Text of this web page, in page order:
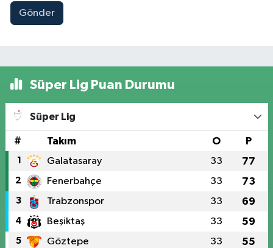
Gönder
Süper Lig Puan Durumu
Süper Lig
# Takım O P
1 Galatasaray 33 77
2 Fenerbahçe 33 73
3 Trabzonspor 33 69
4 Beşiktaş 33 59
5 Göztepe 33 55